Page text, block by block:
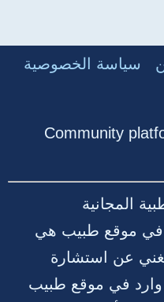
سياسة الخصوصية
Community
المجانية
في موقع طبيب هي
عن استشارة
وارد في موقع طبيب